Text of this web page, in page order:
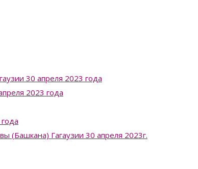
30 апреля 2023 года
2023 года
Гагаузии 30 апреля 2023г.